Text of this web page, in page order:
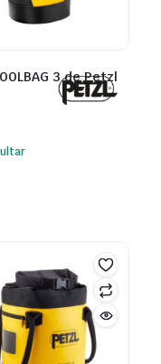
3 de Petzl